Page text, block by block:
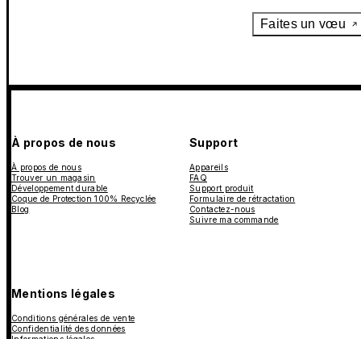
Faites un vœu
À propos de nous
À propos de nous
Trouver un magasin
Développement durable
Coque de Protection 100% Recyclée
Blog
Support
Appareils
FAQ
Support produit
Formulaire de rétractation
Contactez-nous
Suivre ma commande
Mentions légales
Conditions générales de vente
Confidentialité des données